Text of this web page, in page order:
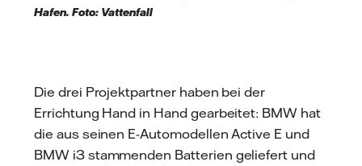
Hafen. Foto: Vattenfall
Die drei Projektpartner haben bei der
Errichtung Hand in Hand gearbeitet: BMW hat
die aus seinen E-Automodellen Active E und
BMW i3 stammenden Batterien geliefert und